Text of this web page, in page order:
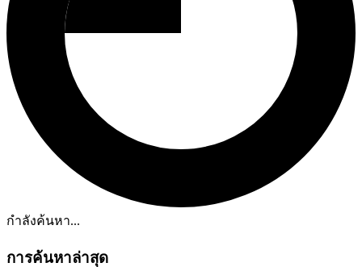
กำลังค้นหา...
การค้นหาล่าสุด